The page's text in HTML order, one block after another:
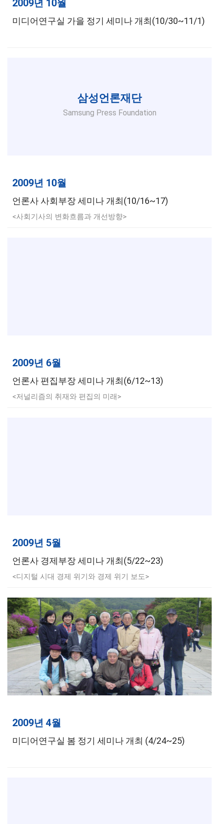
2009년 10월
미디어연구실 가을 정기 세미나 개최(10/30~11/1)
삼성언론재단
Samsung Press Foundation
2009년 10월
언론사 사회부장 세미나 개최(10/16~17)
<사회기사의 변화흐름과 개선방향>
2009년 6월
언론사 편집부장 세미나 개최(6/12~13)
<저널리즘의 취재와 편집의 미래>
2009년 5월
언론사 경제부장 세미나 개최(5/22~23)
<디지털 시대 경제 위기와 경제 위기 보도>
2009년 4월
미디어연구실 봄 정기 세미나 개최 (4/24~25)